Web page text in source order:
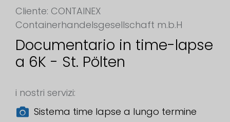
Cliente: CONTAINEX
Containerhandelsgesellschaft m.b.H
Documentario in time-lapse
a 6K - St. Pölten
i nostri servizi:
Sistema time lapse a lungo termine